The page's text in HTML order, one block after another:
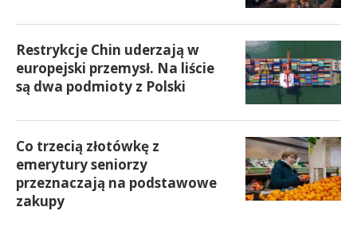
Restrykcje Chin uderzają w
europejski przemysł. Na liście
są dwa podmioty z Polski
Co trzecią złotówkę z
emerytury seniorzy
przeznaczają na podstawowe
zakupy